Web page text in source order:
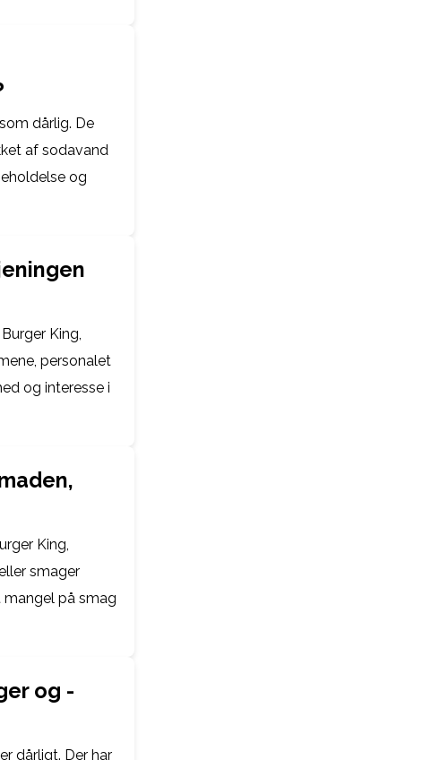
dårlig. De
af sodavand
og
King,
personalet
og interesse i
King,
smager
mangel på smag
og -
dårligt. Der har